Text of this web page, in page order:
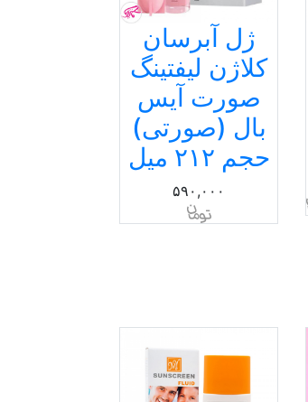
ژل آبرسان
کلاژن لیفتینگ
صورت آیس
بال (صورتی)
حجم ۲۱۲ میل
۵۹۰,۰۰۰